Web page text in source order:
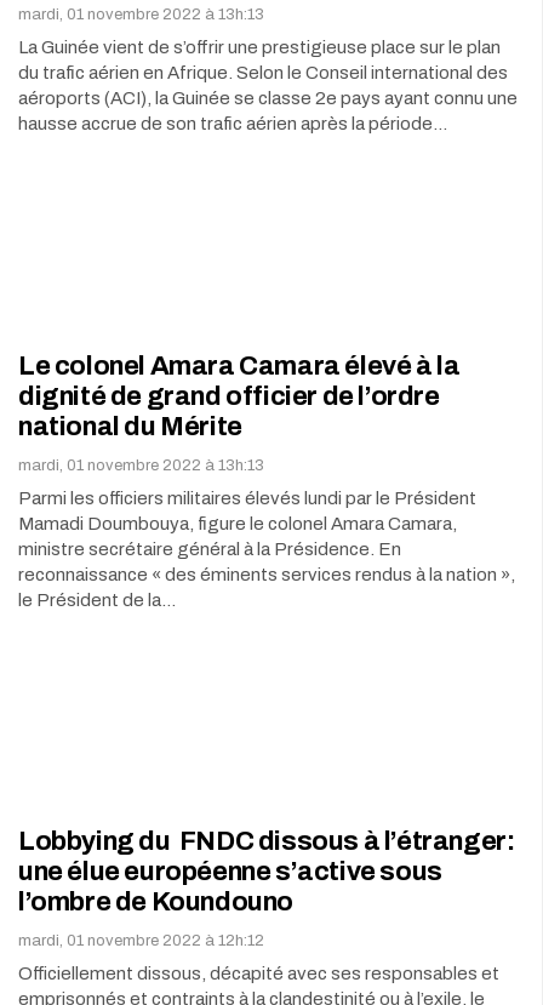
mardi, 01 novembre 2022 à 13h:13
La Guinée vient de s’offrir une prestigieuse place sur le plan
du trafic aérien en Afrique. Selon le Conseil international des
aéroports (ACI), la Guinée se classe 2e pays ayant connu une
hausse accrue de son trafic aérien après la période…
Le colonel Amara Camara élevé à la
dignité de grand officier de l’ordre
national du Mérite
mardi, 01 novembre 2022 à 13h:13
Parmi les officiers militaires élevés lundi par le Président
Mamadi Doumbouya, figure le colonel Amara Camara,
ministre secrétaire général à la Présidence. En
reconnaissance « des éminents services rendus à la nation »,
le Président de la…
Lobbying du FNDC dissous à l’étranger:
une élue européenne s’active sous
l’ombre de Koundouno
mardi, 01 novembre 2022 à 12h:12
Officiellement dissous, décapité avec ses responsables et
emprisonnés et contraints à la clandestinité ou à l’exile, le